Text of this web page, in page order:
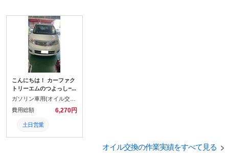
こんにちは！ カーファク
トリーエムのつよっしー
です(*^_^*) 本日は、セレ
いただきました。
費用総額
6,270円
土日営業
オイル交換の作業実績をすべて見る